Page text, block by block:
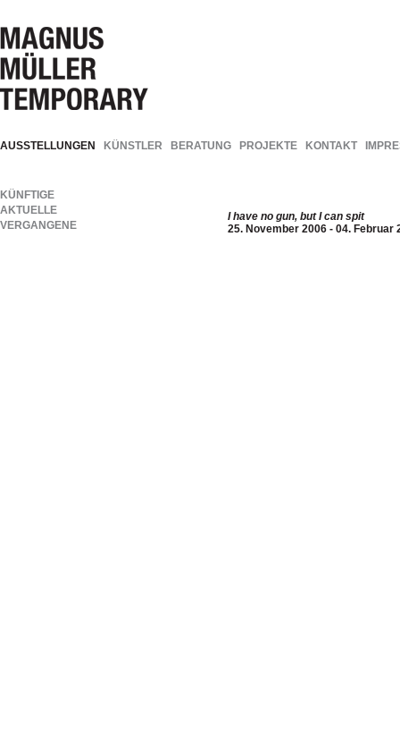
AUSSTELLUNGEN KÜNSTLER BERATUNG PROJEKTE KONTAKT
KÜNFTIGE
AKTUELLE
VERGANGENE
I have no gun, but I can spit
25. November 2006 - 04. Februar